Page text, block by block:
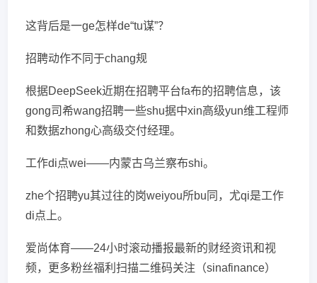
这背后是一ge怎样de“tu谋”？
招聘动作不同于chang规
根据DeepSeek近期在招聘平台fa布的招聘信息，该
gong司希wang招聘一些shu据中xin高级yun维工程师
和数据zhong心高级交付经理。
工作di点wei——内蒙古乌兰察布shi。
zhe个招聘yu其过往的岗weiyou所bu同，尤qi是工作
di点上。
爱尚体育——24小时滚动播报最新的财经资讯和视
频，更多粉丝福利扫描二维码关注（sinafinance）